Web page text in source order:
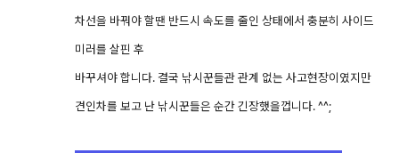
차선을 바꿔야 할땐 반드시 속도를 줄인 상태에서 충분히 사이드
미러를 살핀 후
바꾸셔야 합니다. 결국 낚시꾼들관 관계 없는 사고현장이였지만
견인차를 보고 난 낚시꾼들은 순간 긴장했을껍니다. ^^;